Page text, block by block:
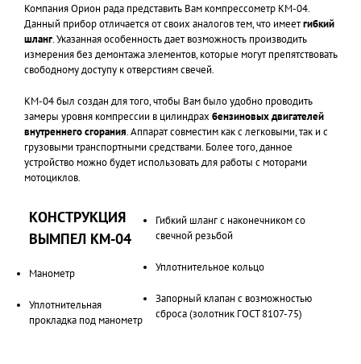
Компания Орион рада представить Вам компрессометр КМ-04.
Данный прибор отличается от своих аналогов тем, что имеетгибкий
шланг. Указанная особенность дает возможность производить
измерения без демонтажа элементов, которые могут препятствовать
свободному доступу к отверстиям свечей.
КМ-04 был создан для того, чтобы Вам было удобно проводить
замеры уровня компрессии в цилиндрах бензиновых двигателей
внутреннего сгорания. Аппарат совместим как с легковыми, так и с
грузовыми транспортными средствами. Более того, данное
устройство можно будет использовать для работы с моторами
мотоциклов.
КОНСТРУКЦИЯ
ВЫМПЕЛ КМ-04
Манометр
Уплотнительная
прокладка под манометр
Гибкий шланг с наконечником со
свечной резьбой
Уплотнительное кольцо
Запорный клапан с возможностью
сброса (золотник ГОСТ 8107-75)